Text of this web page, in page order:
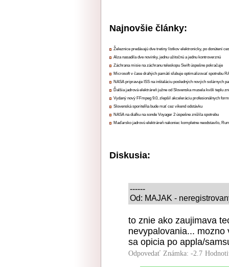
Najnovšie články:
Železnice predávajú dve tretiny lístkov elektronicky, po donútení
Alza nasadila dve novinky, jednu užitočnú a jednu kontroverznú
Záchrana misie na záchranu teleskopu Swift úspešne pokračuje
Microsoft v čase drahých pamätí sľubuje optimalizovať spotrebu
NASA pripravuje ISS na inštaláciu posledných nových solárnych
Ďalšia jadrová elektráreň južne od Slovenska musela kvôli teplu
Vydaný nový FFmpeg 9.0, zlepšil akceleráciu profesionálnych
Slovenská sporiteľňa bude mať cez víkend odstávku
NASA na diaľku na sonde Voyager 2 úspešne znížila spotrebu
Maďarsko jadrovú elektráreň nakoniec kompletne neodstavilo,
Diskusia:
------
Od: MAJAK -
to znie ako zaujimava
nevypalovania...
sa opicia po appla/
Odpovedať Známka: -2.7